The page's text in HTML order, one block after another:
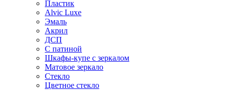
Пластик
Alvic Luxe
Эмаль
Акрил
ДСП
С патиной
Шкафы-купе с зеркалом
Матовое зеркало
Стекло
Цветное стекло